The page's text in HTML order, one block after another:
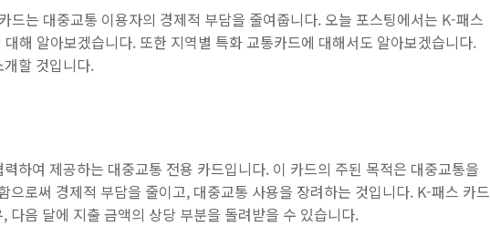
드는 대중교통 이용자의 경제적 부담을 줄여줍니다. 오늘 포스팅에서는 K-패스
해 알아보겠습니다. 또한 지역별 특화 교통카드에 대해서도 알아보겠습니다.
할 것입니다.
하여 제공하는 대중교통 전용 카드입니다. 이 카드의 주된 목적은 대중교통을
으로써 경제적 부담을 줄이고, 대중교통 사용을 장려하는 것입니다. K-패스 카드
음 달에 지출 금액의 상당 부분을 돌려받을 수 있습니다.